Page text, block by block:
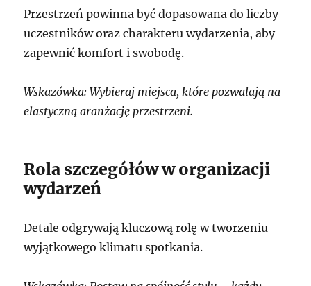
Przestrzeń powinna być dopasowana do liczby
uczestników oraz charakteru wydarzenia, aby
zapewnić komfort i swobodę.
Wskazówka: Wybieraj miejsca, które pozwalają na
elastyczną aranżację przestrzeni.
Rola szczegółów w organizacji
wydarzeń
Detale odgrywają kluczową rolę w tworzeniu
wyjątkowego klimatu spotkania.